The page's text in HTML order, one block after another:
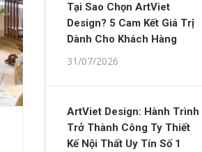
Tại Sao Chọn ArtViet
Design? 5 Cam Kết Giá Trị
Dành Cho Khách Hàng
31/07/2026
ArtViet Design: Hành Trình
Trở Thành Công Ty Thiết
Kế Nội Thất Uy Tín Số 1